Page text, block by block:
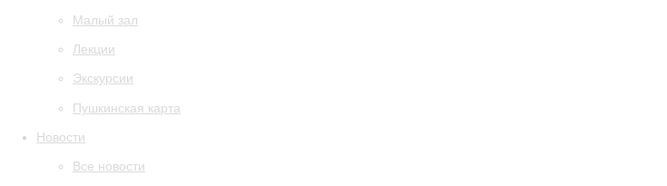
Малый зал
Лекции
Экскурсии
Пушкинская карта
Новости
Все новости